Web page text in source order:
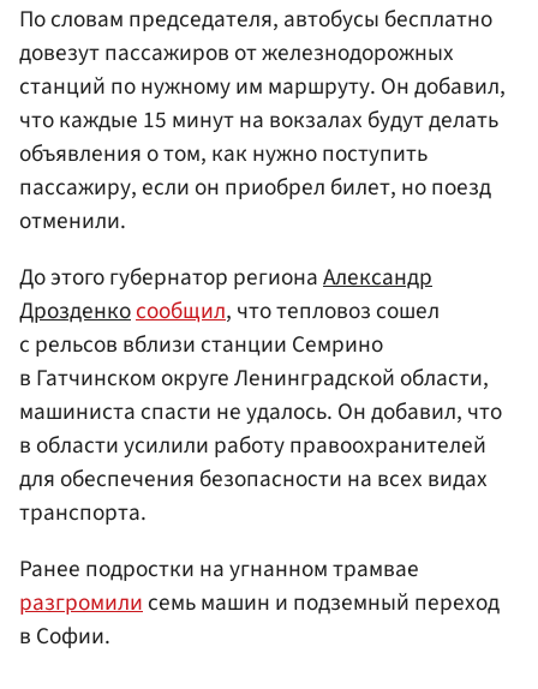
По словам председателя, автобусы бесплатно
довезут пассажиров от железнодорожных
станций по нужному им маршруту. Он добавил,
что каждые 15 минут на вокзалах будут делать
объявления о том, как нужно поступить
пассажиру, если он приобрел билет, но поезд
отменили.
До этого губернатор регионаАлександр
Дрозденкосообщил, что тепловоз сошел
с рельсов вблизи станции Семрино
в Гатчинском округе Ленинградской области,
машиниста спасти не удалось. Он добавил, что
в области усилили работу правоохранителей
для обеспечения безопасности на всех видах
транспорта.
Ранее подростки на угнанном трамвае
разгромилисемь машин и подземный переход
в Софии.